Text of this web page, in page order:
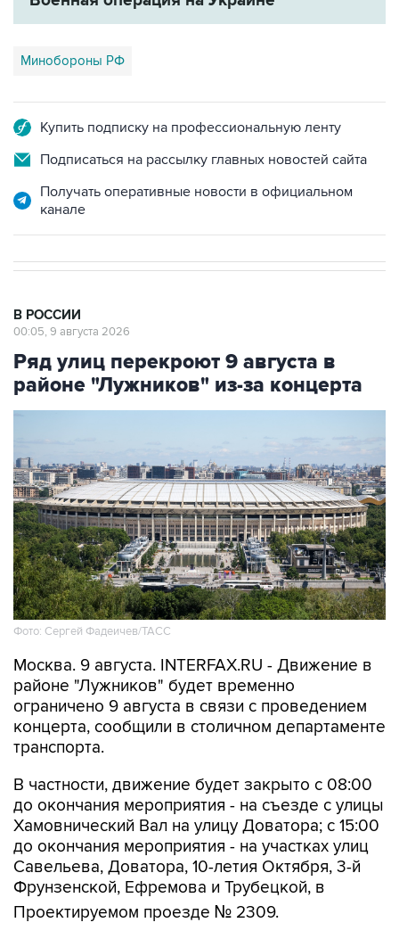
Минобороны РФ
Купить подписку на профессиональную ленту
Подписаться на рассылку главных новостей сайта
Получать оперативные новости в официальном
канале
В РОССИИ
00:05, 9 августа 2026
Ряд улиц перекроют 9 августа в
районе "Лужников" из-за концерта
Фото: Сергей Фадеичев/ТАСС
Москва. 9 августа. INTERFAX.RU - Движение в
районе "Лужников" будет временно
ограничено 9 августа в связи с проведением
концерта, сообщили в столичном департаменте
транспорта.
В частности, движение будет закрыто с 08:00
до окончания мероприятия - на съезде с улицы
Хамовнический Вал на улицу Доватора; с 15:00
до окончания мероприятия - на участках улиц
Савельева, Доватора, 10-летия Октября, 3-й
Фрунзенской, Ефремова и Трубецкой, в
Проектируемом проезде № 2309.